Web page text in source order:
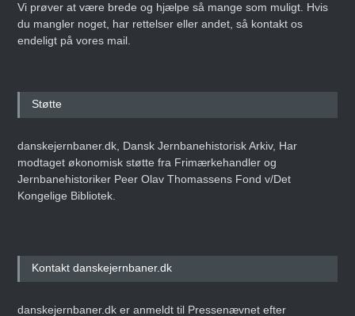
Vi prøver at være brede og hjælpe så mange som muligt. Hvis
du mangler noget, har rettelser eller andet, så kontakt os
endeligt på vores mail.
Støtte
danskejernbaner.dk, Dansk Jernbanehistorisk Arkiv, Har
modtaget økonomisk støtte fra Frimærkehandler og
Jernbanehistoriker Peer Olav Thomassens Fond v/Det
Kongelige Bibliotek.
Kontakt danskejernbaner.dk
danskejernbaner.dk er anmeldt til Pressenævnet efter